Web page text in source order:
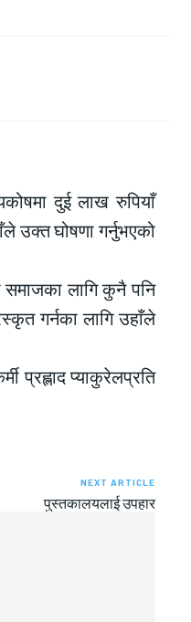
दुई लाख रुपियाँ
उक्त घोषणा गर्नुभएको
समाजका लागि कुनै पनि
गर्नका लागि उहाँले
प्रह्लाद प्याकुरेलप्रति
NEXT ARTICLE
पुस्तकालयलाई उपहार